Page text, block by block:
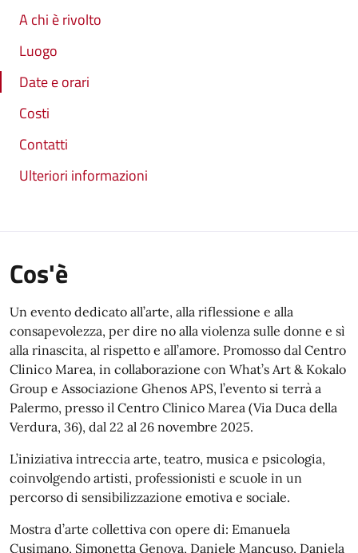
A chi è rivolto
Luogo
Date e orari
Costi
Contatti
Ulteriori informazioni
Cos'è
Un evento dedicato all’arte, alla riflessione e alla
consapevolezza, per dire no alla violenza sulle donne e sì
alla rinascita, al rispetto e all’amore. Promosso dal Centro
Clinico Marea, in collaborazione con What’s Art & Kokalo
Group e Associazione Ghenos APS, l’evento si terrà a
Palermo, presso il Centro Clinico Marea (Via Duca della
Verdura, 36), dal 22 al 26 novembre 2025.
L’iniziativa intreccia arte, teatro, musica e psicologia,
coinvolgendo artisti, professionisti e scuole in un
percorso di sensibilizzazione emotiva e sociale.
Mostra d’arte collettiva con opere di: Emanuela
Cusimano, Simonetta Genova, Daniele Mancuso, Daniela